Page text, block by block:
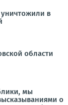
в
области
мы
о